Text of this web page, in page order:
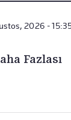
2026 -
Fazlası